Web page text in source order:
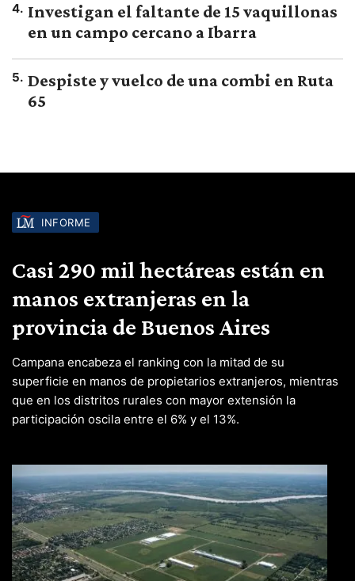
4. Investigan el faltante de 15 vaquillonas
en un campo cercano a Ibarra
5. Despiste y vuelco de una combi en Ruta
65
INFORME
Casi 290 mil hectáreas están en
manos extranjeras en la
provincia de Buenos Aires
Campana encabeza el ranking con la mitad de su
superficie en manos de propietarios extranjeros, mientras
que en los distritos rurales con mayor extensión la
participación oscila entre el 6% y el 13%.